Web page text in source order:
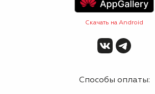
Скачать на Android
Способы оплаты: